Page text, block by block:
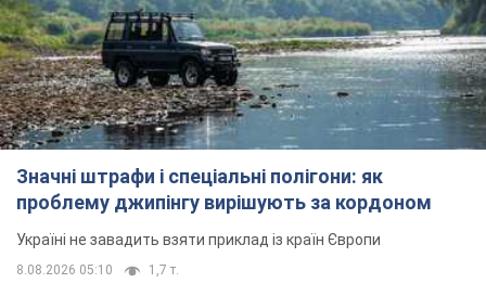
Значні штрафи і спеціальні полігони: як
проблему джипінгу вирішують за кордоном
Україні не завадить взяти приклад із країн Європи
8.08.2026 05:10 1,7 т.